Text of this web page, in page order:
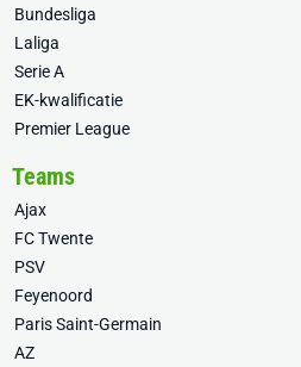
Bundesliga
Laliga
Serie A
EK-kwalificatie
Premier League
Teams
Ajax
FC Twente
PSV
Feyenoord
Paris Saint-Germain
AZ